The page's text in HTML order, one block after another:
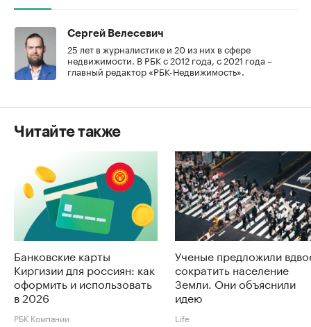
Сергей Велесевич
25 лет в журналистике и 20 из них в сфере
недвижимости. В РБК с 2012 года, с 2021 года –
главный редактор «РБК-Недвижимость».
Читайте также
Банковские карты
Киргизии для россиян: как
оформить и использовать
в 2026
РБК Компании
Ученые предложили
сократить население
Земли. Они объяснили
идею
Life